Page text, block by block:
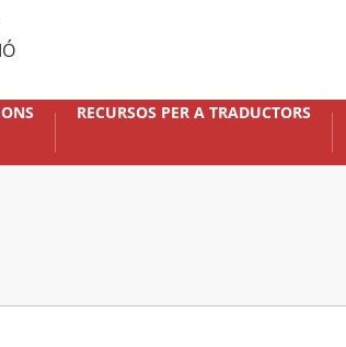
RECURSOS PER A TRADUCTORS